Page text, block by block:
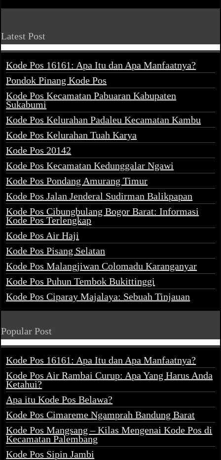
Latest Post
Kode Pos 16161: Apa Itu dan Apa Manfaatnya?
Pondok Pinang Kode Pos
Kode Pos Kecamatan Pabuaran Kabupaten
Sukabumi
Kode Pos Kelurahan Padaleu Kecamatan Kambu
Kode Pos Kelurahan Tuah Karya
Kode Pos 20142
Kode Pos Kecamatan Kedunggalar Ngawi
Kode Pos Pondang Amurang Timur
Kode Pos Jalan Jenderal Sudirman Balikpapan
Kode Pos Cibungbulang Bogor Barat: Informasi
Kode Pos Terlengkap
Kode Pos Air Haji
Kode Pos Pisang Selatan
Kode Pos Malangjiwan Colomadu Karanganyar
Kode Pos Puhun Tembok Bukittinggi
Kode Pos Ciparay Majalaya: Sebuah Tinjauan
Popular Post
Kode Pos 16161: Apa Itu dan Apa Manfaatnya?
Kode Pos Air Rambai Curup: Apa Yang Harus Anda
Ketahui?
Apa itu Kode Pos Belawa?
Kode Pos Cimareme Ngamprah Bandung Barat
Kode Pos Mangsang – Kilas Mengenai Kode Pos di
Kecamatan Palembang
Kode Pos Sipin Jambi